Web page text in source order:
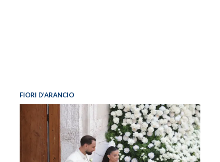
FIORI D’ARANCIO